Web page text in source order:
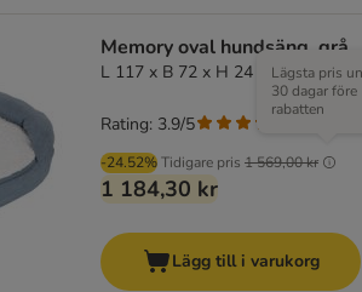
Memory oval hundsäng, grå
L 117 x B 72 x H 24 cm
-24.52%Tidigare pris 1 569,00 kr
Lägsta pris
30 dagar före
rabatten
1 184,30 kr
Rating: 3.9/5
Lägg till i varukorg